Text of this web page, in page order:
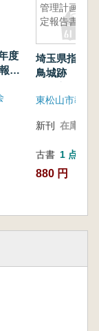
度
告
管理計画策
定報告書
埼玉県指定
鳥城跡 保存
東松山市教育
新刊 在庫なし
古書 1 点
880 円